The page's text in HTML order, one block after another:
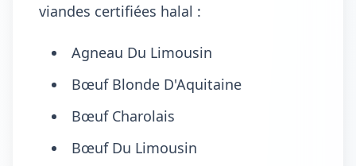
viandes certifiées halal :
Agneau Du Limousin
Bœuf Blonde D'Aquitaine
Bœuf Charolais
Bœuf Du Limousin